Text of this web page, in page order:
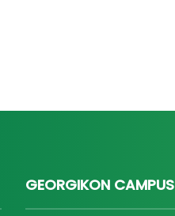
GEORGIKON CAMPUS